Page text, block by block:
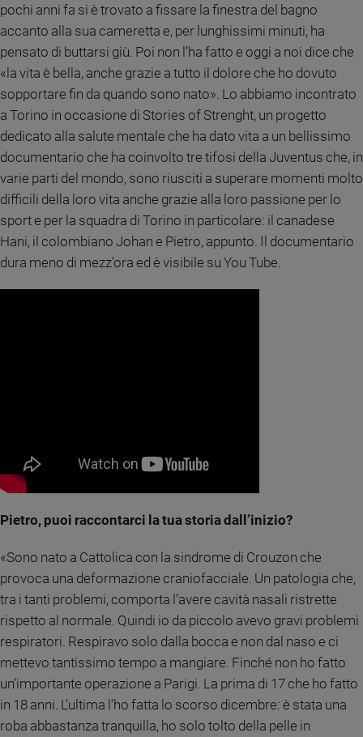
Cultura
spettacoli
2026
Cinema,
Tv
e
streaming
Libri
Musica
Arte
Famiglia
ed
Adolescenza
Bioetica
Riflessioni
Foto
Video
Podcast
pochi anni fa si è trovato a fissare la finestra del bagno
accanto alla sua cameretta e, per lunghissimi minuti, ha
pensato di buttarsi giù. Poi non l’ha fatto e oggi a noi dice che
«la vita è bella, anche grazie a tutto il dolore che ho dovuto
sopportare fin da quando sono nato». Lo abbiamo incontrato
a Torino in occasione di Stories of Strenght, un progetto
dedicato alla salute mentale che ha dato vita a un bellissimo
documentario che ha coinvolto tre tifosi della Juventus che, in
varie parti del mondo, sono riusciti a superare momenti molto
difficili della loro vita anche grazie alla loro passione per lo
sport e per la squadra di Torino in particolare: il canadese
Hani, il colombiano Johan e Pietro, appunto. Il documentario
dura meno di mezz’ora ed è visibile su You Tube.
Pietro, puoi raccontarci la tua storia dall’inizio?
«Sono nato a Cattolica con la sindrome di Crouzon che
provoca una deformazione craniofacciale. Un patologia che,
tra i tanti problemi, comporta l’avere cavità nasali ristrette
rispetto al normale. Quindi io da piccolo avevo gravi problemi
respiratori. Respiravo solo dalla bocca e non dal naso e ci
mettevo tantissimo tempo a mangiare. Finché non ho fatto
un’importante operazione a Parigi. La prima di 17 che ho fatto
in 18 anni. L’ultima l’ho fatta lo scorso dicembre: è stata una
roba abbastanza tranquilla, ho solo tolto della pelle in